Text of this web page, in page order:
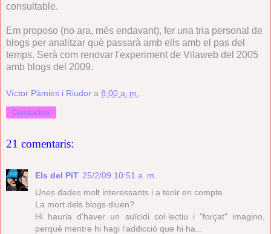
consultable.
Em proposo (no ara, més endavant), fer una tria personal de
blogs per analitzar què passarà amb ells amb el pas del
temps. Serà com renovar l'experiment de Vilaweb del 2005
amb blogs del 2009.
Víctor Pàmies i Riudor a 8:00 a. m.
Comparteix
21 comentaris:
Els del PiT 25/2/09 10:51 a. m.
Unes dades molt interessants i a tenir en compte.
La mort dels blogs diuen?
Hi hauria d'haver un suïcidi col·lectiu i "forçat" imagino,
perquè mentre hi hagi l'addicció que hi ha...